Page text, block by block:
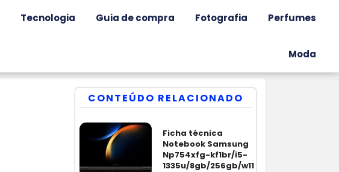
Tecnologia Guia de compra Fotografia Perfumes
Moda
CONTEÚDO RELACIONADO
Ficha técnica
Notebook Samsung
Np754xfg-kf1br/i5-
1335u/8gb/256gb/w11